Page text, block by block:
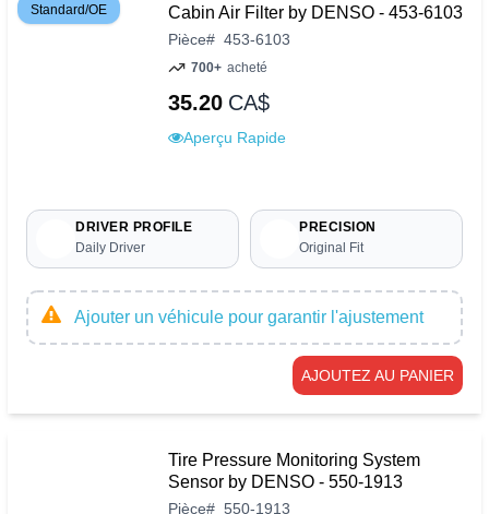
Standard/OE Cabin Air Filter by DENSO - 453-6103
Pièce# 453-6103
700+ acheté
35.20 CA$
Aperçu Rapide
DRIVER PROFILE
Daily Driver
PRECISION
Original Fit
Ajouter un véhicule pour garantir l'ajustement
AJOUTEZ AU PANIER
Tire Pressure Monitoring System
Sensor by DENSO - 550-1913
Pièce# 550-1913